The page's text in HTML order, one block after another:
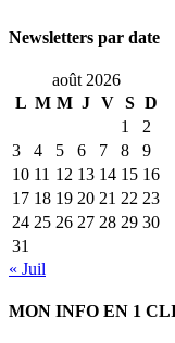
Newsletters par date
août 2026
L M M J V S D
1
2
3
4 5 6 7 8
9
10 11 12 13 14 15 16
17 18 19 20 21 22 23
24 25 26 27 28 29 30
31
« Juil
MON INFO EN 1